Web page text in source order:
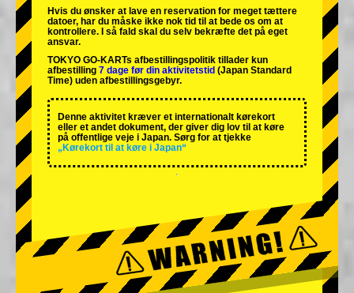
Hvis du ønsker at lave en reservation for meget tættere
datoer, har du måske ikke nok tid til at bede os om at
kontrollere. I så fald skal du selv bekræfte det på eget
ansvar.
TOKYO GO-KARTs afbestillingspolitik tillader kun
afbestilling 7 dage før din aktivitetstid (Japan Standard
Time) uden afbestillingsgebyr.
Denne aktivitet kræver et internationalt kørekort
eller et andet dokument, der giver dig lov til at køre
på offentlige veje i Japan. Sørg for at tjekke
„Kørekort til at køre i Japan“